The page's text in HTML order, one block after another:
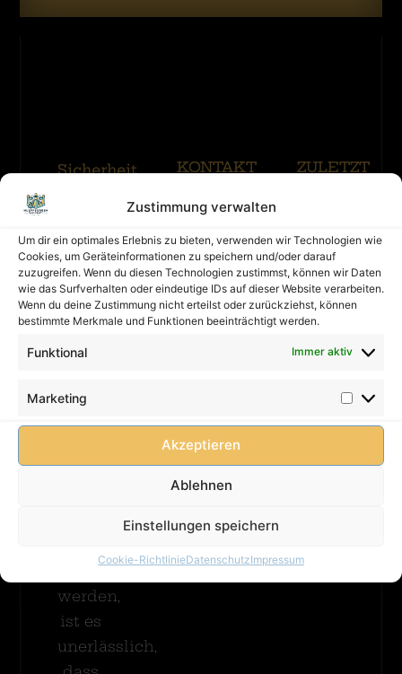
Zustimmung verwalten
Um dir ein optimales Erlebnis zu bieten, verwenden wir Technologien wie
Cookies, um Geräteinformationen zu speichern und/oder darauf
zuzugreifen. Wenn du diesen Technologien zustimmst, können wir Daten
wie das Surfverhalten oder eindeutige IDs auf dieser Website verarbeiten.
Wenn du deine Zustimmung nicht erteilst oder zurückziehst, können
bestimmte Merkmale und Funktionen beeinträchtigt werden.
Funktional Immer aktiv
Marketing
Akzeptieren
Ablehnen
Einstellungen speichern
Cookie-RichtlinieDatenschutzImpressum
Sicherheit
Eine
Hüpfburg
muss
immer
betreut
werden!
Kinder
können
mögliche
vermieden
werden,
ist es
unerlässlich,
KONTAKT
Kontakt
Impressum
Datenschutz
AGB
FAQ
ZULETZT
Angst…
Merhr
Erfahren
Erfahren